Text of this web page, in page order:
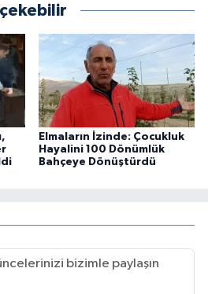
Elmaların İzinde: Çocukluk
Hayalini 100 Dönümlük
Bahçeye Dönüştürdü